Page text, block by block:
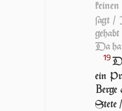
keinen
ſagt /
Da
19
ein
Berge
Stete